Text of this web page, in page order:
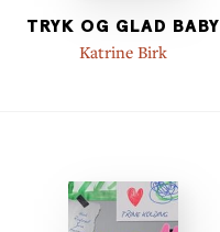
TRYK OG GLAD BABY
Katrine Birk